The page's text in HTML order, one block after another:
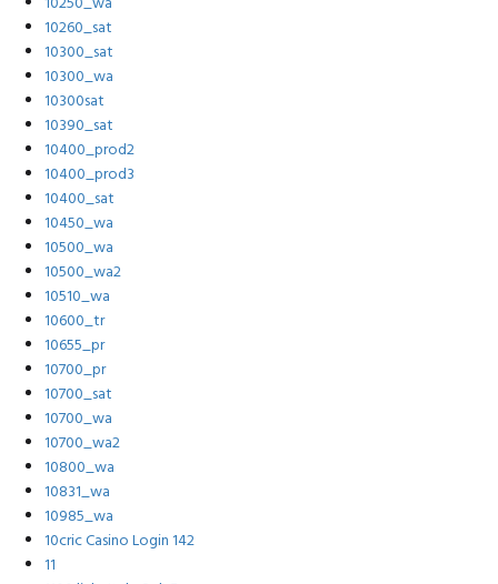
10260_sat
10300_sat
10300_wa
10300sat
10390_sat
10400_prod2
10400_prod3
10400_sat
10450_wa
10500_wa
10500_wa2
10510_wa
10600_tr
10655_pr
10700_pr
10700_sat
10700_wa
10700_wa2
10800_wa
10831_wa
10985_wa
10cric Casino Login 142
11